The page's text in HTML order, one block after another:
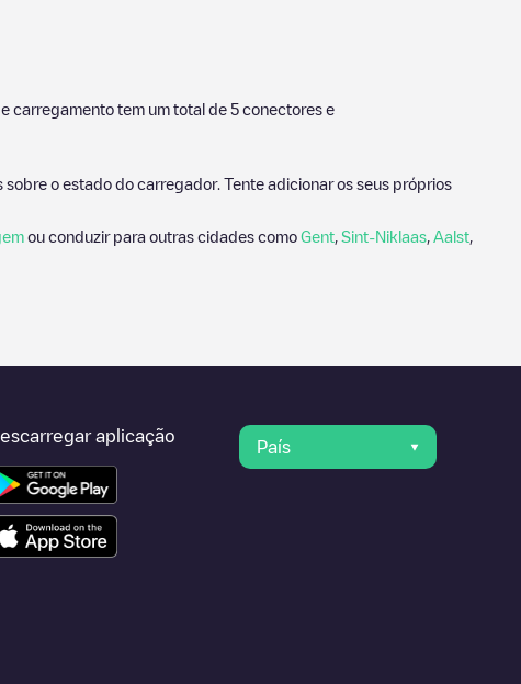
carregamento tem um total de 5 conectores e
o estado do carregador. Tente adicionar os seus próprios
ou conduzir para outras cidades como Gent Sint-Niklaas Aalst
aplicação
País